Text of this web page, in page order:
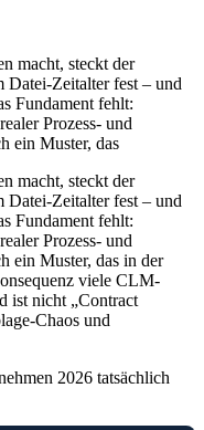
macht, steckt der
Datei-Zeitalter fest – und
Fundament fehlt:
Prozess- und
ein Muster, das
macht, steckt der
Datei-Zeitalter fest – und
Fundament fehlt:
Prozess- und
ein Muster, das in der
viele CLM-
ist nicht „Contract
Chaos und
2026 tatsächlich